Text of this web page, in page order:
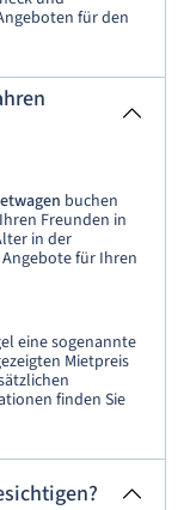
für den
buchen
Freunden in
in der
für Ihren
eine sogenannte
Mietpreis
finden Sie